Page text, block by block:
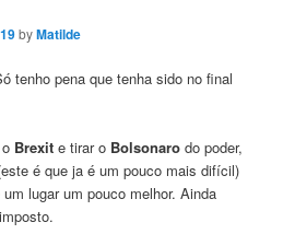
byMatilde
tenho pena que tenha sido no final
Brexit e tirar o Bolsonaro do poder,
é que ja é um pouco mais difícil)
lugar um pouco melhor. Ainda